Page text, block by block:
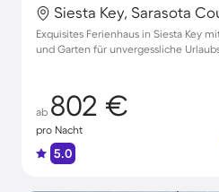
Siesta Key, Sarasota
Exquisites Ferienhaus in Siesta Key
und Garten für unvergessliche
ab 802 €
pro Nacht
5.0